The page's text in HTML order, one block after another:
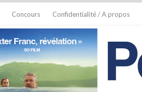
Concours Confidentialité / A propos